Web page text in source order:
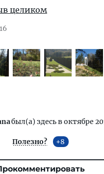
целиком
был(а) здесь в октябре
Полезно? 8